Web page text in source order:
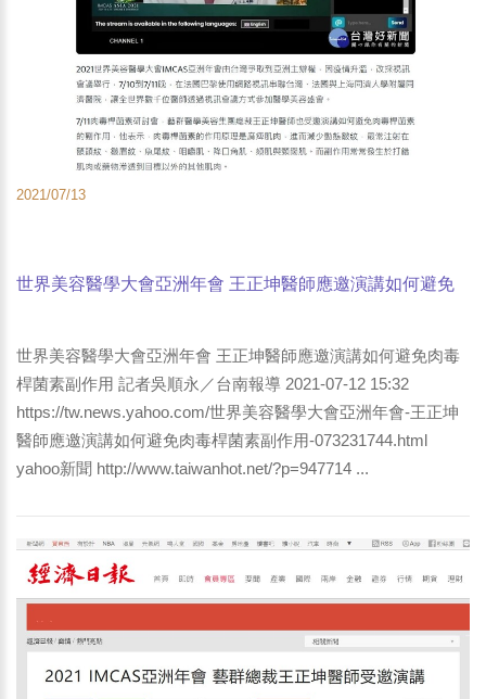
2021/07/13
世界美容醫學大會亞洲年會 王正坤醫師應邀演講如何避免
世界美容醫學大會亞洲年會 王正坤醫師應邀演講如何避免肉毒
桿菌素副作用 記者吳順永／台南報導 2021-07-12 15:32
https://tw.news.yahoo.com/世界美容醫學大會亞洲年會-王正坤
醫師應邀演講如何避免肉毒桿菌素副作用-073231744.html
yahoo新聞 http://www.taiwanhot.net/?p=947714 ...